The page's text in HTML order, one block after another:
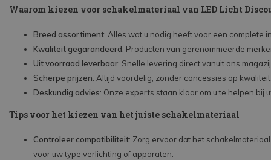
Waarom kiezen voor schakelmateriaal van LED Licht
Breed assortiment: Alles wat u nodig heeft voor een complete
Kwaliteit gegarandeerd: Producten van gerenommeerde
Uit voorraad leverbaar: Snelle levering direct vanuit ons
Scherpe prijzen: Altijd voordelig, zonder concessies op
Deskundig advies: Onze experts staan klaar om u te helpen bij
Tips voor het kiezen van het juiste schakelmateriaal
Controleer compatibiliteit: Zorg ervoor dat het
voor uw type verlichting of apparaten.